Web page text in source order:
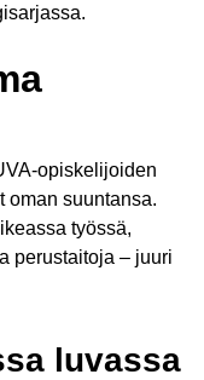
opiskelijoiden
oman suuntansa.
työssä,
perustaitoja – juuri
luvassa